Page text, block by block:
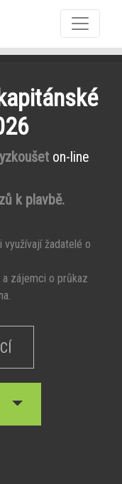
on-line
k plavbě.
využívají žadatelé o
a zájemci o průkaz